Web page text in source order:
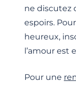
ne discutez
espoirs.
heureux,
l’amour est
Pour une